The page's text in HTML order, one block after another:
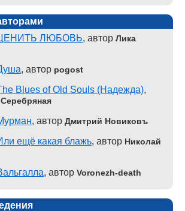
ЛЮБОВЬ, автор Лика
, автор pogost
Blues of Old Souls (Надежда),
, автор Дмитрий Новиковъ
ещё какая блажь, автор Николай
, автор Voronezh-death